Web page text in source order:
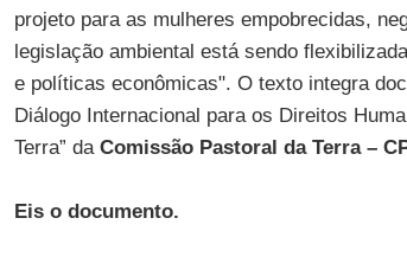
projeto para as mulheres empobrecidas,
legislação ambiental está sendo
e políticas econômicas". O texto integra
Diálogo Internacional para os Direitos
Terra” da Comissão Pastoral da Terra –
Eis o documento.